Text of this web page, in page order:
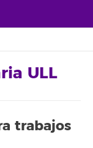
ULL
trabajos